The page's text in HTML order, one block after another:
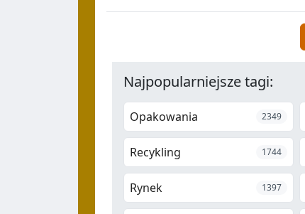
Najpopularniejsze tagi:
Opakowania 2349
Recykling 1744
Rynek 1397